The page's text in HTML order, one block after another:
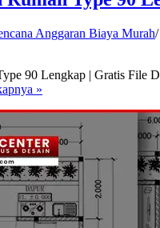
Anggaran Biaya Murah
90 Lengkap | Gratis
»
Rumah
Type
90
Lengkap
|
Gratis
File
DWG